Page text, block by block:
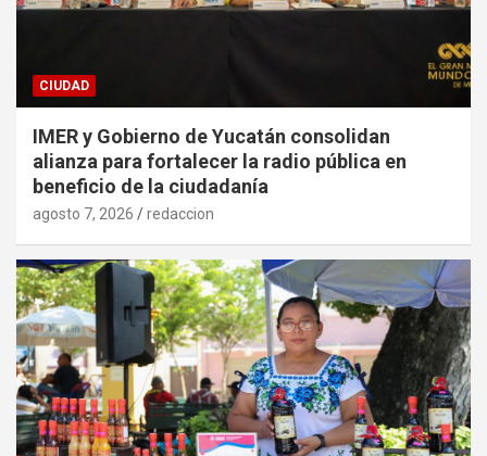
CIUDAD
IMER y Gobierno de Yucatán consolidan
alianza para fortalecer la radio pública en
beneficio de la ciudadanía
agosto 7, 2026 redaccion